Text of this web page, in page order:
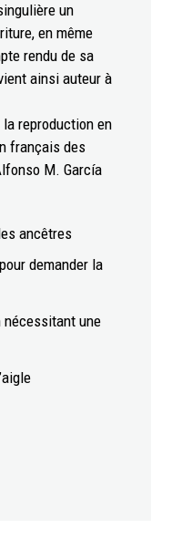
un
en même
rendu de sa
ainsi auteur à
reproduction en
français des
M. García
ancêtres
demander la
nécessitant une